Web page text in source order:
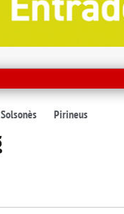
Solsonès Pirineus